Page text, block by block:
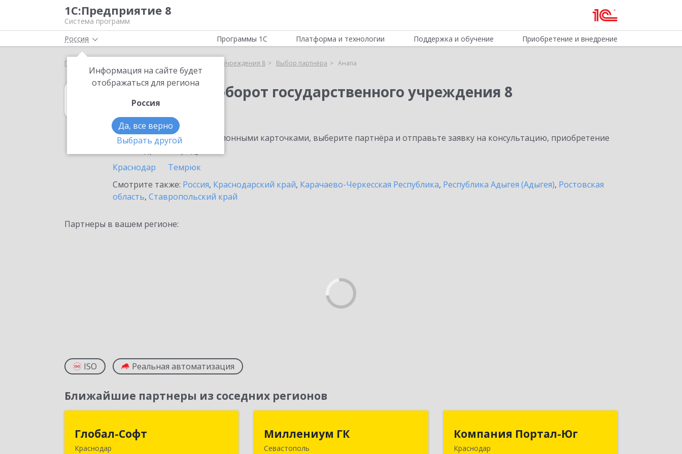
1С:Предприятие 8
Система программ
Россия
Информация на сайте будет
отображаться для региона
Россия
Да, все верно
Выбрать другой
Программы 1С Платформа и технологии Поддержка и обучение Приобретение и внедрение
Главная 1С:Документооборот государственного учреждения 8 Выбор партнёра Анапа
1С:Документооборот государственного учреждения 8
в Анапе
Ознакомьтесь с информационными карточками, выберите партнёра и отправьте заявку на консультацию, приобретение
Краснодар
Темрюк
Смотрите также: Россия, Краснодарский край, Карачаево-Черкесская Республика, Республика Адыгея (Адыгея), Ростовская
область, Ставропольский край
Партнеры в вашем регионе:
ISO Реальная автоматизация
Ближайшие партнеры из соседних регионов
Глобал-Софт
Краснодар
Миллениум ГК
Севастополь299011, Севастополь г, вн.тер.г.
Компания Портал-Юг
Краснодар